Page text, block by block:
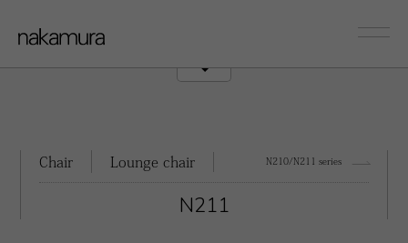
Couch/Onearm
Chair Lounge chair N210/N211 series
N211